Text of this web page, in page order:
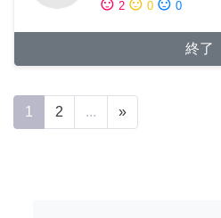
sentiment_satisfied 2 sentiment_neutral 0 sentiment_dissatisfied 0
終了
1 2 ... »